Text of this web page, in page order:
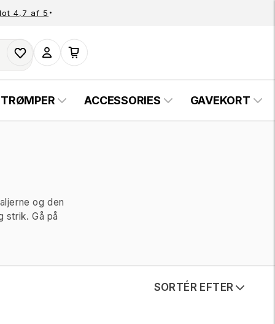
4,7 af 5·
Log
ind
Indkøbskurv
ACCESSORIES GAVEKORT
og den
strik. Gå på
SORTÉR EFTER